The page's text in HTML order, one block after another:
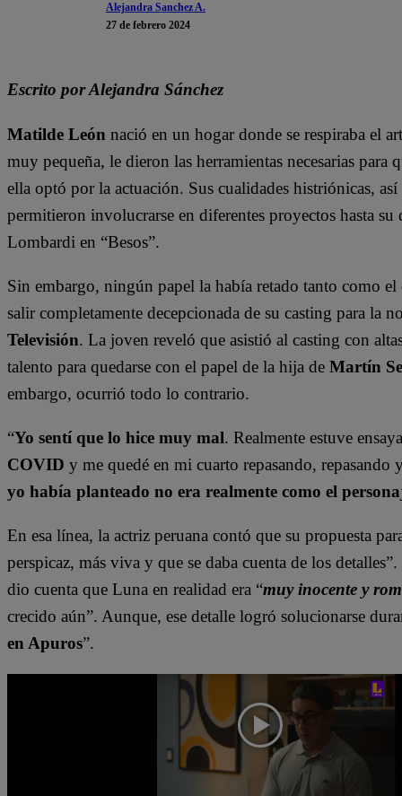
Alejandra Sanchez A.
27 de febrero 2024
Escrito por Alejandra Sánchez
Matilde León nació en un hogar donde se respiraba el
muy pequeña, le dieron las herramientas necesarias
ella optó por la actuación. Sus cualidades histriónicas,
permitieron involucrarse en diferentes proyectos hasta
Lombardi en “Besos”.
Sin embargo, ningún papel la había retado tanto como
salir completamente decepcionada de su casting para la
Televisión. La joven reveló que asistió al casting con
talento para quedarse con el papel de la hija de Martín
embargo, ocurrió todo lo contrario.
“Yo sentí que lo hice muy mal. Realmente estuve
COVID y me quedé en mi cuarto repasando, repasando
yo había planteado no era realmente como el
En esa línea, la actriz peruana contó que su propuesta
perspicaz, más viva y que se daba cuenta de los
dio cuenta que Luna en realidad era “muy inocente y
crecido aún”. Aunque, ese detalle logró solucionarse
en Apuros”.